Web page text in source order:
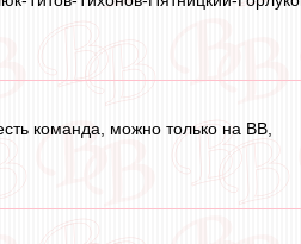
команда, можно только на ВВ,